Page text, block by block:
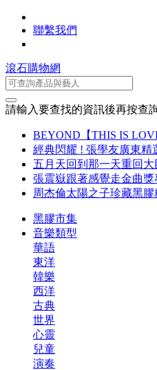
聯繫我們
滾石購物網
請輸入要查找的資訊後再按查
BEYOND【THIS IS
經典閃耀 ! 張學友廣東精
五月天回到那一天重回
張震嶽跟著感覺走金曲
周杰倫太陽之子珍藏黑膠
黑膠市集
音樂類型
華語
東洋
韓樂
西洋
古典
世界
心靈
兒童
演奏